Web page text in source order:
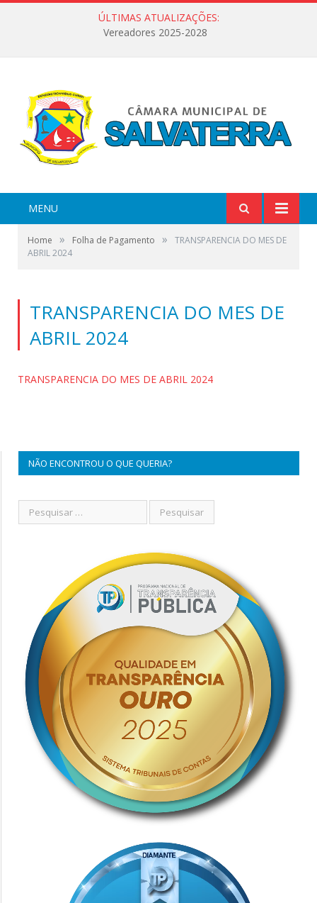
ÚLTIMAS ATUALIZAÇÕES:
Vereadores 2025-2028
MENU
Home » Folha de Pagamento »
TRANSPARENCIA DO MES DE
ABRIL 2024
TRANSPARENCIA DO MES DE
ABRIL 2024
TRANSPARENCIA DO MES DE ABRIL 2024
NÃO ENCONTROU O QUE QUERIA?